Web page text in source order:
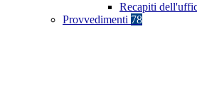
Recapiti
Provvedimenti 78